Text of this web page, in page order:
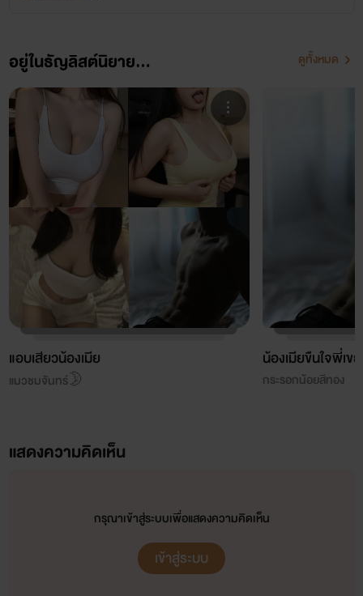
อยู่ในธัญลิสต์นิยาย... ดูทั้งหมด
แอบเสียวน้องเมีย
แมวชมจันทร์🌛
น้องเมียขืนใจพี่เขย
กระรอกน้อยสีทอง
แสดงความคิดเห็น
กรุณาเข้าสู่ระบบเพื่อแสดงความคิดเห็น
เข้าสู่ระบบ